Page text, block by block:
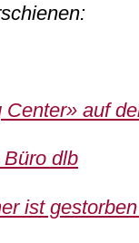
auf
dlb
ist